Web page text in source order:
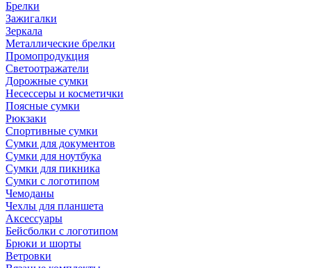
Брелки
Зажигалки
Зеркала
Металлические брелки
Промопродукция
Светоотражатели
Дорожные сумки
Несессеры и косметички
Поясные сумки
Рюкзаки
Спортивные сумки
Сумки для документов
Сумки для ноутбука
Сумки для пикника
Сумки с логотипом
Чемоданы
Чехлы для планшета
Аксессуары
Бейсболки с логотипом
Брюки и шорты
Ветровки